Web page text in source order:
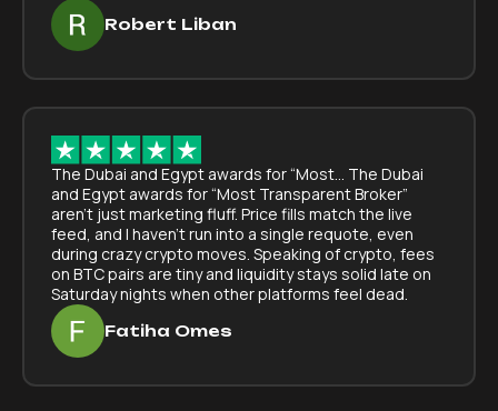
Robert Liban
The Dubai and Egypt awards for “Most… The Dubai
and Egypt awards for “Most Transparent Broker”
aren’t just marketing fluff. Price fills match the live
feed, and I haven’t run into a single requote, even
during crazy crypto moves. Speaking of crypto, fees
on BTC pairs are tiny and liquidity stays solid late on
Saturday nights when other platforms feel dead.
Fatiha Omes